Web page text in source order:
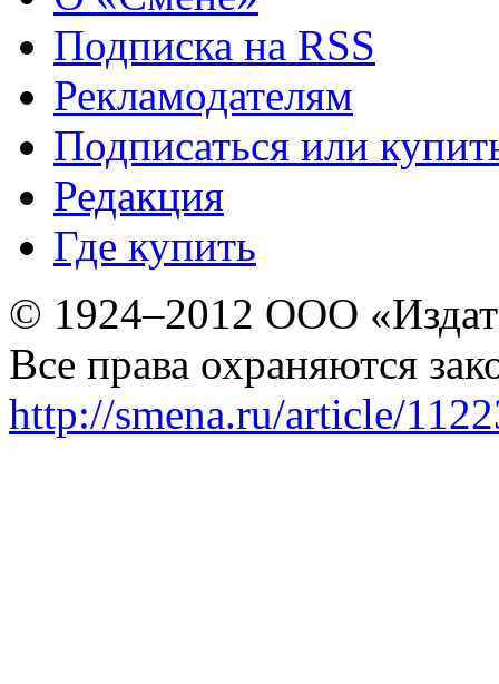
Подписка на RSS
Рекламодателям
Подписаться или
Редакция
Где купить
© 1924–2012 ООО
Все права охраняются
http://smena.ru/article/